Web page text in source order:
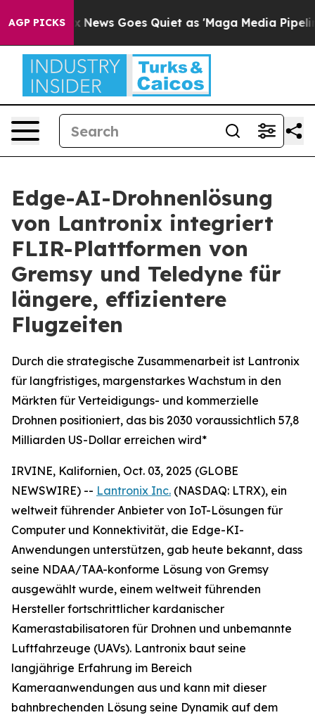
AGP PICKS
News Goes Quiet as 'Maga Media Pipeline'
Edge-AI-Drohnenlösung
von Lantronix integriert
FLIR-Plattformen von
Gremsy und Teledyne für
längere, effizientere
Flugzeiten
Durch die strategische Zusammenarbeit ist Lantronix
für langfristiges, margenstarkes Wachstum in den
Märkten für Verteidigungs- und kommerzielle
Drohnen positioniert, das bis 2030 voraussichtlich 57,8
Milliarden US-Dollar erreichen wird*
IRVINE, Kalifornien, Oct. 03, 2025 (GLOBE
NEWSWIRE) -- Lantronix Inc. (NASDAQ: LTRX), ein
weltweit führender Anbieter von IoT-Lösungen für
Computer und Konnektivität, die Edge-KI-
Anwendungen unterstützen, gab heute bekannt, dass
seine NDAA/TAA-konforme Lösung von Gremsy
ausgewählt wurde, einem weltweit führenden
Hersteller fortschrittlicher kardanischer
Kamerastabilisatoren für Drohnen und unbemannte
Luftfahrzeuge (UAVs). Lantronix baut seine
langjährige Erfahrung im Bereich
Kameraanwendungen aus und kann mit dieser
bahnbrechenden Lösung seine Dynamik auf dem